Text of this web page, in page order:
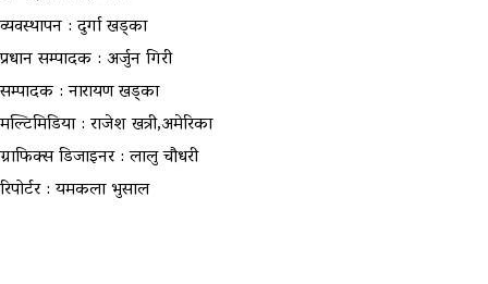
व्यवस्थापन : दुर्गा खड्का
प्रधान सम्पादक : अर्जुन गिरी
सम्पादक : नारायण खड्का
मल्टिमिडिया : राजेश खत्री,अमेरिका
ग्राफिक्स डिजाइनर : लालु चौधरी
रिपोर्टर : यमकला भुसाल